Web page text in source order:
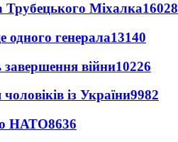
Трубецького Міхалка16028
генерала13140
війни10226
із України9982
НАТО8636